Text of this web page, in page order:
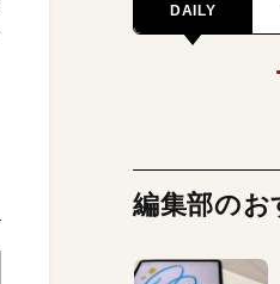
DAILY
編集部のお